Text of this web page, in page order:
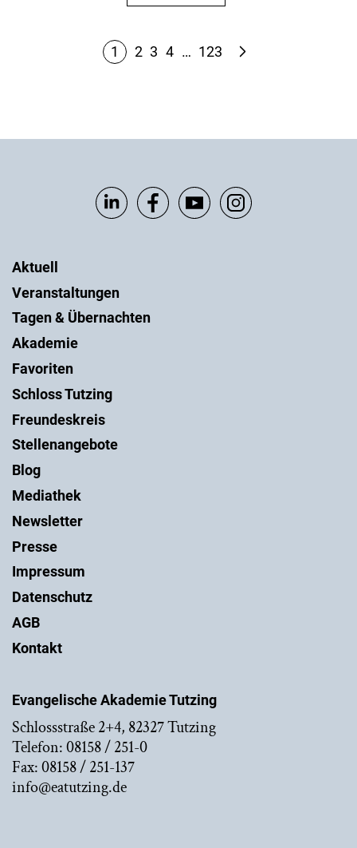
1 2 3 4 … 123
Evangelische Akademie Tutzing
Schlossstraße 2+4, 82327 Tutzing
Telefon: 08158 / 251-0
Fax: 08158 / 251-137
info@eatutzing.de
Aktuell
Veranstaltungen
Tagen & Übernachten
Akademie
Favoriten
Schloss Tutzing
Freundeskreis
Stellenangebote
Blog
Mediathek
Newsletter
Presse
Impressum
Datenschutz
AGB
Kontakt